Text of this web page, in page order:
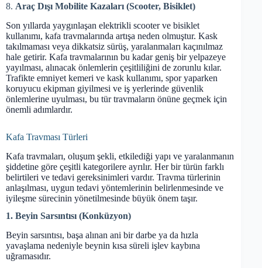
8. Araç Dışı Mobilite Kazaları (Scooter, Bisiklet)
Son yıllarda yaygınlaşan elektrikli scooter ve bisiklet
kullanımı, kafa travmalarında artışa neden olmuştur. Kask
takılmaması veya dikkatsiz sürüş, yaralanmaları kaçınılmaz
hale getirir. Kafa travmalarının bu kadar geniş bir yelpazeye
yayılması, alınacak önlemlerin çeşitliliğini de zorunlu kılar.
Trafikte emniyet kemeri ve kask kullanımı, spor yaparken
koruyucu ekipman giyilmesi ve iş yerlerinde güvenlik
önlemlerine uyulması, bu tür travmaların önüne geçmek için
önemli adımlardır.
Kafa Travması Türleri
Kafa travmaları, oluşum şekli, etkilediği yapı ve yaralanmanın
şiddetine göre çeşitli kategorilere ayrılır. Her bir türün farklı
belirtileri ve tedavi gereksinimleri vardır. Travma türlerinin
anlaşılması, uygun tedavi yöntemlerinin belirlenmesinde ve
iyileşme sürecinin yönetilmesinde büyük önem taşır.
1. Beyin Sarsıntısı (Konküzyon)
Beyin sarsıntısı, başa alınan ani bir darbe ya da hızla
yavaşlama nedeniyle beynin kısa süreli işlev kaybına
uğramasıdır.